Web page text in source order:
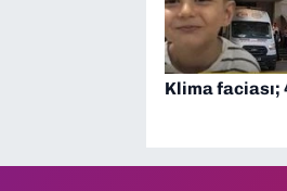
Klima faciası;